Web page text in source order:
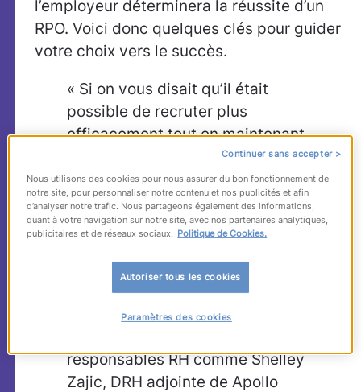
l’employeur déterminera la réussite d’un
RPO. Voici donc quelques clés pour guider
votre choix vers le succès.
« Si on vous disait qu’il était
possible de recruter plus
efficacement tout en maintenant,
voire ameliorant, la qualité des
embauches et de la rétention des
talents dans votre entreprise,
vous auriez du mal à le croire.
sceptique si l’on vous promettait,
dans le même temps, d’alléger
votre budget recrutement. C’est
responsables RH comme Shelley
Zajic, DRH adjointe de Apollo
Continuer sans accepter >
Nous utilisons des cookies pour nous assurer du bon fonctionnement de
notre site, pour personnaliser notre contenu et nos publicités et afin
d’analyser notre trafic. Nous partageons également des informations,
quant à votre navigation sur notre site, avec nos partenaires analytiques,
publicitaires et de réseaux sociaux. Politique de Cookies.
Autoriser tous les cookies
Paramètres des cookies